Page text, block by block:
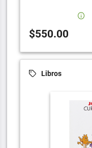
$550.00
Libros